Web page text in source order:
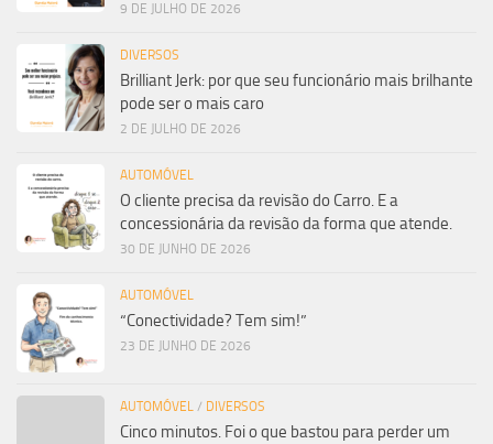
9 DE JULHO DE 2026
DIVERSOS
Brilliant Jerk: por que seu funcionário mais brilhante
pode ser o mais caro
2 DE JULHO DE 2026
AUTOMÓVEL
O cliente precisa da revisão do Carro. E a
concessionária da revisão da forma que atende.
30 DE JUNHO DE 2026
AUTOMÓVEL
“Conectividade? Tem sim!”
23 DE JUNHO DE 2026
AUTOMÓVEL / DIVERSOS
Cinco minutos. Foi o que bastou para perder um